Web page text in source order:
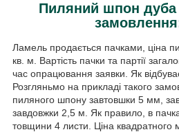
Пиляний шпон дуба
Ламель продається пачками, ціна
кв. м. Вартість пачки та партії
час опрацювання заявки. Як
Розгляньмо на прикладі такого
пиляного шпону завтовшки 5 мм,
завдовжки 2,5 м. Як правило, в
товщини 4 листи. Ціна квадратного